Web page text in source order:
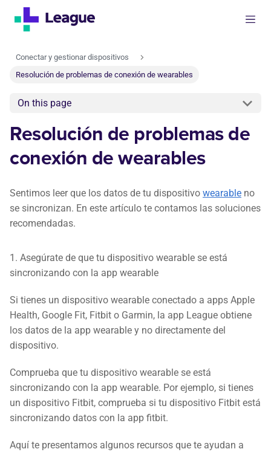
Conectar y gestionar dispositivos
Resolución de problemas de conexión de wearables
On this page
Resolución de problemas de
conexión de wearables
Sentimos leer que los datos de tu dispositivo wearable no
se sincronizan. En este artículo te contamos las soluciones
recomendadas.
1. Asegúrate de que tu dispositivo wearable se está
sincronizando con la app wearable
Si tienes un dispositivo wearable conectado a apps Apple
Health, Google Fit, Fitbit o Garmin, la app League obtiene
los datos de la app wearable y no directamente del
dispositivo.
Comprueba que tu dispositivo wearable se está
sincronizando con la app wearable. Por ejemplo, si tienes
un dispositivo Fitbit, comprueba si tu dispositivo Fitbit está
sincronizando datos con la app fitbit.
Aquí te presentamos algunos recursos que te ayudan a